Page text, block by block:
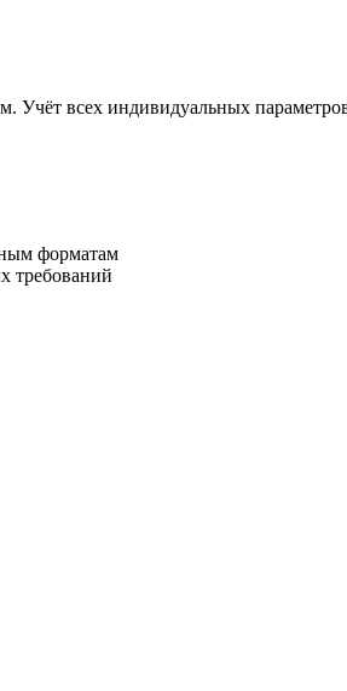
всех индивидуальных
форматам
требований